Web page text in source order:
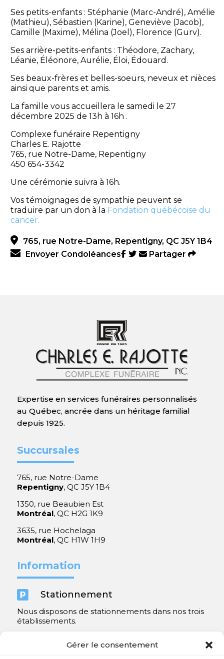
Gérer le consentement
Ses petits-enfants : Stéphanie (Marc-André), Amélie
(Mathieu), Sébastien (Karine), Geneviève (Jacob),
Camille (Maxime), Mélina (Joel), Florence (Gurv).
Ses arrière-petits-enfants : Théodore, Zachary,
Léanie, Éléonore, Aurélie, Éloi, Édouard.
Ses beaux-frères et belles-soeurs, neveux et nièces
ainsi que parents et amis.
La famille vous accueillera le samedi le 27
décembre 2025 de 13h à 16h .
Complexe funéraire Repentigny
Charles E. Rajotte
765, rue Notre-Dame, Repentigny
450 654-3342
Une cérémonie suivra à 16h.
Vos témoignages de sympathie peuvent se
traduire par un don à la Fondation québécoise du
cancer.
765, rue Notre-Dame, Repentigny, QC J5Y 1B4
Envoyer Condoléances
Partager
Expertise en services funéraires personnalisés
au Québec, ancrée dans un héritage familial
depuis 1925.
Succursales
765, rue Notre-Dame
Repentigny, QC J5Y 1B4
1350, rue Beaubien Est
Montréal, QC H2G 1K9
3635, rue Hochelaga
Montréal, QC H1W 1H9
Information
 Stationnement
Nous disposons de stationnements dans nos trois
établissements.